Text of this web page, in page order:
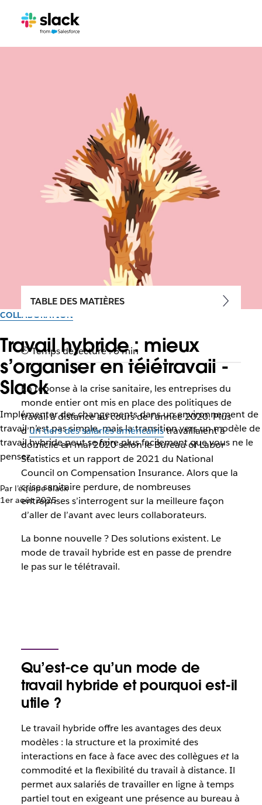
COLLABORATION
Travail hybride : mieux
s’organiser en télétravail -
Slack
Implémenter des changements dans un environnement de
travail n’est pas simple, mais la transition vers un modèle de
travail hybride peut se faire plus facilement que vous ne le
pensez
Par l’équipe Slack
1er août 2025
TABLE DES MATIÈRES
Temps de lecture : 6 min
En réponse à la crise sanitaire, les entreprises du
monde entier ont mis en place des politiques de
travail à distance au cours de l’année 2020. Plus
d’un tiers des salariés américainstravaillaient à
domicile en mai 2020 selon le Bureau of Labor
Statistics et un rapport de 2021 du National
Council on Compensation Insurance. Alors que la
crise sanitaire perdure, de nombreuses
entreprises s’interrogent sur la meilleure façon
d’aller de l’avant avec leurs collaborateurs.
La bonne nouvelle ? Des solutions existent. Le
mode de travail hybride est en passe de prendre
le pas sur le télétravail.
Qu’est-ce qu’un mode de
travail hybride et pourquoi est-il
utile ?
Le travail hybride offre les avantages des deux
modèles : la structure et la proximité des
interactions en face à face avec des collèguesetla
commodité et la flexibilité du travail à distance. Il
permet aux salariés de travailler en ligne à temps
partiel tout en exigeant une présence au bureau à